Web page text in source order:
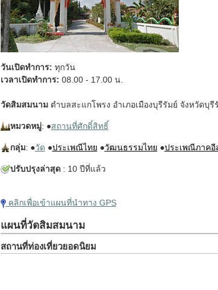
วันเปิดทำการ: ทุกวัน
เวลาเปิดทำการ: 08.00 - 17.00 น.
วัดสิมสมนามตำบลสะแกโพรง อำเภอเมืองบุรีรัมย์ จังหวัดบุรี
หมวดหมู่: ●สถานที่ศักดิ์สิทธิ์
กลุ่ม: ●วัด ●ประเพณีไทย ●วัฒนธรรมไทย ●ประเพณีภาคอี
ปรับปรุงล่าสุด: 10 ปีที่แล้ว
คลิกเพื่อเข้าแผนที่นำทาง GPS
แผนที่วัดสิมสมนาม
สถานที่ท่องเที่ยวยอดนิยม